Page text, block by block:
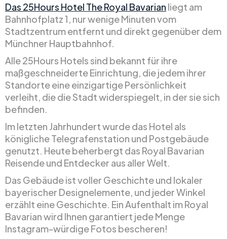
Das 25Hours Hotel The Royal Bavarian liegt am
Bahnhofplatz 1, nur wenige Minuten vom
Stadtzentrum entfernt und direkt gegenüber dem
Münchner Hauptbahnhof.
Alle 25Hours Hotels sind bekannt für ihre
maßgeschneiderte Einrichtung, die jedem ihrer
Standorte eine einzigartige Persönlichkeit
verleiht, die die Stadt widerspiegelt, in der sie sich
befinden.
Im letzten Jahrhundert wurde das Hotel als
königliche Telegrafenstation und Postgebäude
genutzt. Heute beherbergt das Royal Bavarian
Reisende und Entdecker aus aller Welt.
Das Gebäude ist voller Geschichte und lokaler
bayerischer Designelemente, und jeder Winkel
erzählt eine Geschichte. Ein Aufenthalt im Royal
Bavarian wird Ihnen garantiert jede Menge
Instagram-würdige Fotos bescheren!